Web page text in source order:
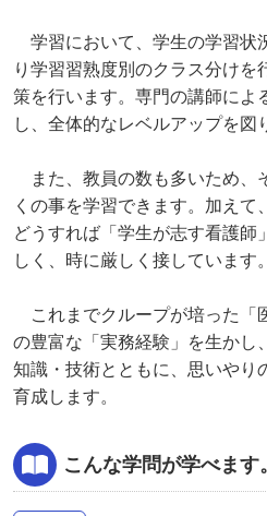
学習において、学生の学習状
り学習習熟度別のクラス分けを
策を行います。専門の講師によ
し、全体的なレベルアップを図
また、教員の数も多いため、
くの事を学習できます。加えて
どうすれば「学生が志す看護師
しく、時に厳しく接しています。
これまでクループが培った「
の豊富な「実務経験」を生かし
知識・技術とともに、思いやり
育成します。
こんな学問が学べます。